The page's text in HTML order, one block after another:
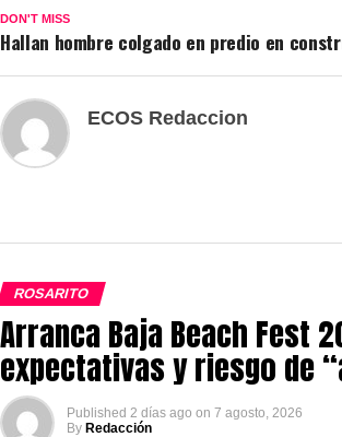
DON'T MISS
Hallan hombre colgado en predio en
ECOS Redaccion
ROSARITO
Arranca Baja Beach Fest
expectativas y riesgo de
Published 2 días ago on 7 agosto, 2026
By Redacción